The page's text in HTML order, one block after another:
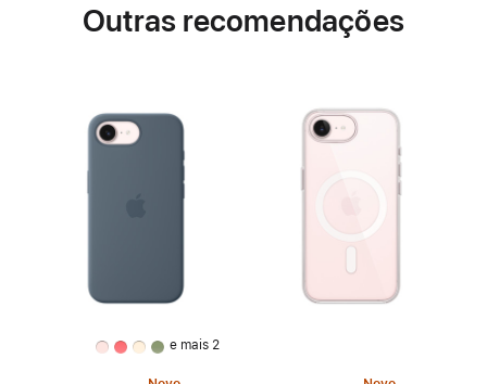
Outras recomendações
e mais 2